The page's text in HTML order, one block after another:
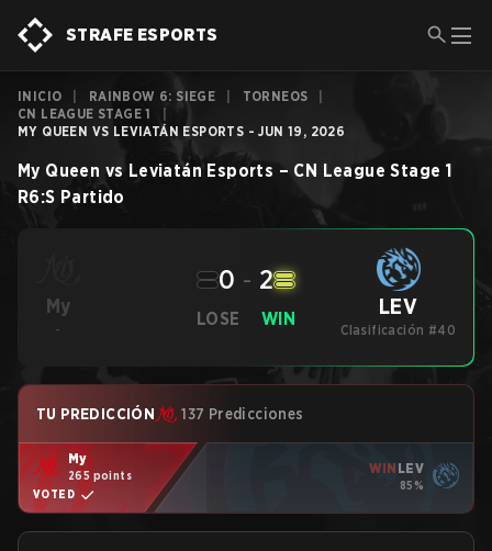
STRAFE ESPORTS
INICIO RAINBOW 6: SIEGE TORNEOS
CN LEAGUE STAGE 1
MY QUEEN VS LEVIATÁN ESPORTS - JUN 19, 2026
My Queen vs Leviatán Esports – CN League Stage 1
R6:S Partido
My
-
LOSE
0 - 2
WIN LEV
Clasificación #40
TU PREDICCIÓN 137 Predicciones
My
265 points
VOTED
WIN LEV
85%